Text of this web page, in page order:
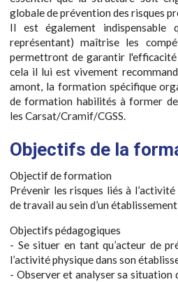
globale de prévention des risques
Il est également
représentant) maîtrise les
permettront de garantir l'efficacité
cela il lui est vivement
amont, la formation spécifique
de formation habilités à former
les Carsat/Cramif/CGSS.
Objectifs de la
Objectif de formation
Prévenir les risques liés à
de travail au sein d’un
Objectifs pédagogiques
- Se situer en tant qu’acteur de
l’activité physique dans son
- Observer et analyser sa situation